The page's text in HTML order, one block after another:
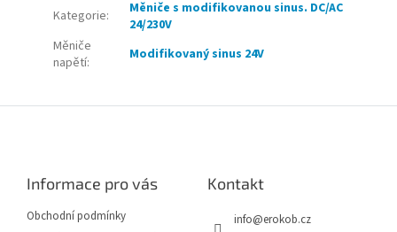
Kategorie:
Měniče s modifikovanou sinus. DC/AC
24/230V
Měniče
napětí: Modifikovaný sinus 24V
Informace pro vás
Obchodní podmínky
Kontakt
info@erokob.cz